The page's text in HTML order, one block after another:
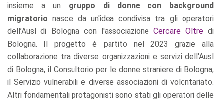
insieme a un gruppo di donne con background
migratorio nasce da un'idea condivisa tra gli operatori
dell’Ausl di Bologna con l'associazioneCercare Oltredi
Bologna. Il progetto è partito nel 2023 grazie alla
collaborazione tra diverse organizzazioni e servizi dell'Ausl
di Bologna, il Consultorio per le donne straniere di Bologna,
il Servizio vulnerabili e diverse associazioni di volontariato.
Altri fondamentali protagonisti sono stati gli operatori delle